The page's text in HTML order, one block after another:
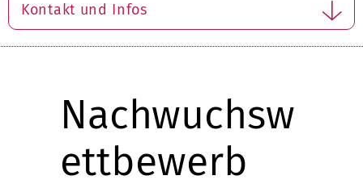
Kontakt und Infos
Nachwuchsw
ettbewerb